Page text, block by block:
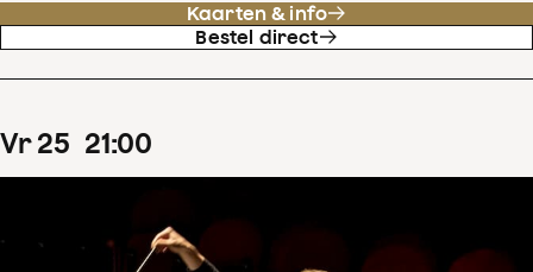
Kaarten & info
Bestel direct
vr 25 21:00